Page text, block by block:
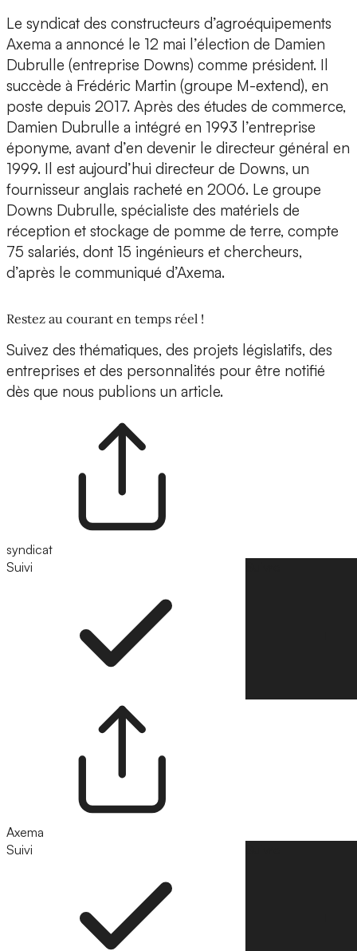
Le syndicat des constructeurs d’agroéquipements
Axema a annoncé le 12 mai l’élection de Damien
Dubrulle (entreprise Downs) comme président. Il
succède à Frédéric Martin (groupe M-extend), en
poste depuis 2017. Après des études de commerce,
Damien Dubrulle a intégré en 1993 l’entreprise
éponyme, avant d’en devenir le directeur général en
1999. Il est aujourd’hui directeur de Downs, un
fournisseur anglais racheté en 2006. Le groupe
Downs Dubrulle, spécialiste des matériels de
réception et stockage de pomme de terre, compte
75 salariés, dont 15 ingénieurs et chercheurs,
d’après le communiqué d’Axema.
Restez au courant en temps réel !
Suivez des thématiques, des projets législatifs, des
entreprises et des personnalités pour être notifié
dès que nous publions un article.
syndicat
Suivi
Axema
Suivi